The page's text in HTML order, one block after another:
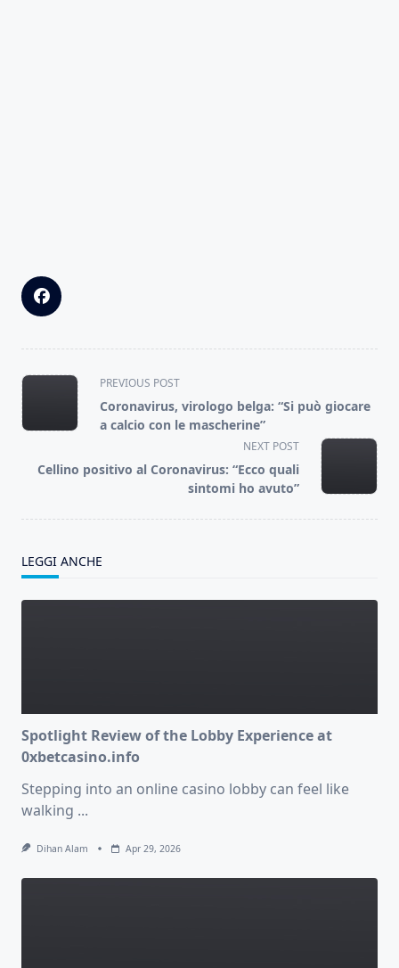
<span
class="nav-
subtitle
reader-
PREVIOUS POST
Coronavirus, virologo belga: “Si può giocare
a calcio con le mascherine”
NEXT POST
Cellino positivo al Coronavirus: “Ecco quali
sintomi ho avuto”
LEGGI ANCHE
Spotlight Review of the Lobby Experience at
0xbetcasino.info
Stepping into an online casino lobby can feel like
walking ...
Dihan Alam Apr 29, 2026